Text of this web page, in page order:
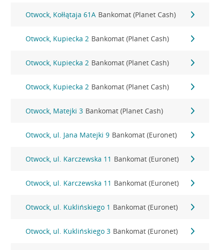
Otwock, Kołłątaja 61A Bankomat (Planet Cash)
Otwock, Kupiecka 2 Bankomat (Planet Cash)
Otwock, Kupiecka 2 Bankomat (Planet Cash)
Otwock, Kupiecka 2 Bankomat (Planet Cash)
Otwock, Matejki 3 Bankomat (Planet Cash)
Otwock, ul. Jana Matejki 9 Bankomat (Euronet)
Otwock, ul. Karczewska 11 Bankomat (Euronet)
Otwock, ul. Karczewska 11 Bankomat (Euronet)
Otwock, ul. Kuklińskiego 1 Bankomat (Euronet)
Otwock, ul. Kuklińskiego 3 Bankomat (Euronet)